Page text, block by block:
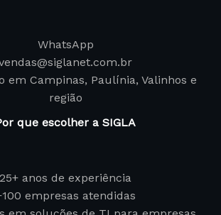
WhatsApp
em Campinas, Paulínia, Valinhos e
região
que escolher a SIGLA
25+ anos de experiência
empresas atendidas